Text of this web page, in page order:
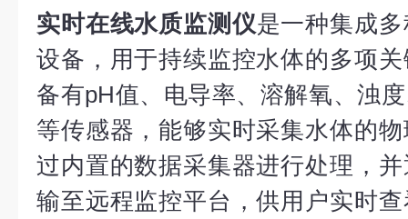
实时在线水质监测仪是一种集成
设备，用于持续监控水体的多项
备有pH值、电导率、溶解氧、浊
等传感器，能够实时采集水体的
过内置的数据采集器进行处理，
输至远程监控平台，供用户实时